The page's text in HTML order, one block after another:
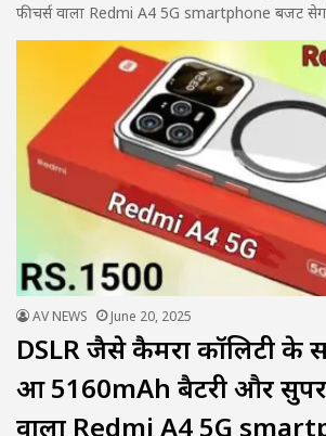
फीचर्स वाला Redmi A4 5G smartphone बजट
AV NEWS June 20, 2025
DSLR जैसे कैमरा कॉलिटी के
हुआ 5160mAh बैटरी और सुपर
वाला Redmi A4 5G